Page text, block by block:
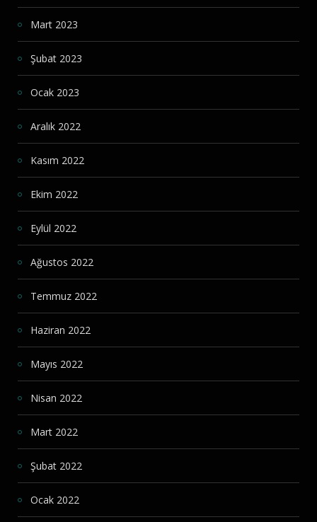
Mart 2023
Şubat 2023
Ocak 2023
Aralık 2022
Kasım 2022
Ekim 2022
Eylül 2022
Ağustos 2022
Temmuz 2022
Haziran 2022
Mayıs 2022
Nisan 2022
Mart 2022
Şubat 2022
Ocak 2022